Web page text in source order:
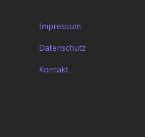
Impressum
Datenschutz
Kontakt